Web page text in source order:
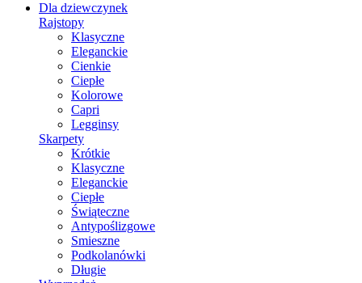
Dla dziewczynek
Rajstopy
Klasyczne
Eleganckie
Cienkie
Ciepłe
Kolorowe
Capri
Legginsy
Skarpety
Krótkie
Klasyczne
Eleganckie
Ciepłe
Świąteczne
Antypoślizgowe
Smieszne
Podkolanówki
Długie